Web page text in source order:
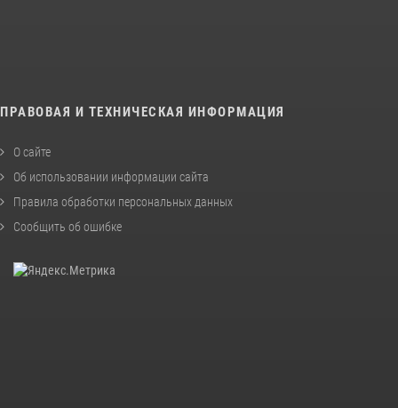
ПРАВОВАЯ И ТЕХНИЧЕСКАЯ ИНФОРМАЦИЯ
О сайте
Об использовании информации сайта
Правила обработки персональных данных
Сообщить об ошибке